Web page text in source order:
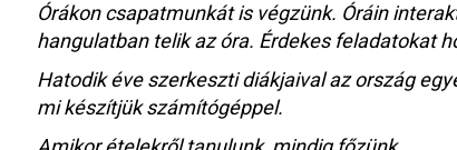
Órákon csapatmunkát is végzünk. Óráin
hangulatban telik az óra. Érdekes feladatokat
Hatodik éve szerkeszti diákjaival az ország
mi készítjük számítógéppel.